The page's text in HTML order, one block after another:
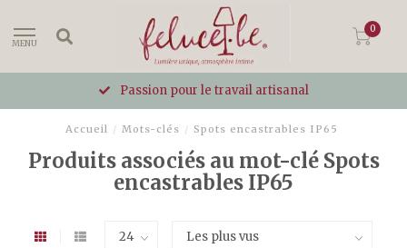
MENU
0
Passion pour le travail artisanal
Accueil / Mots-clés / Spots encastrables IP65
Produits associés au mot-clé Spots
encastrables IP65